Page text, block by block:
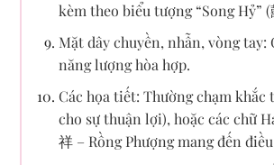
kèm theo biểu tượng “Song Hỷ”
Mặt dây chuyền, nhẫn, vòng
năng lượng hòa hợp.
Các họa tiết: Thường chạm
cho sự thuận lợi), hoặc các chữ
祥 – Rồng Phượng mang đến